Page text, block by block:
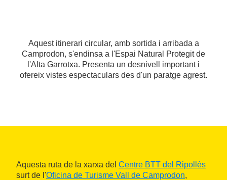
Aquest itinerari circular, amb sortida i arribada a
Camprodon, s'endinsa a l'Espai Natural Protegit de
l'Alta Garrotxa. Presenta un desnivell important i
ofereix vistes espectaculars des d'un paratge agrest.
Aquesta ruta de la xarxa del Centre BTT del Ripollès
surt de l'Oficina de Turisme Vall de Camprodon,